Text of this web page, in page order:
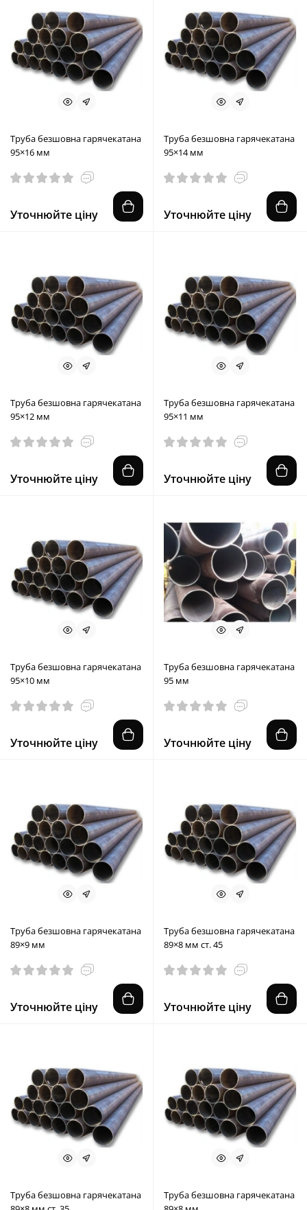
Труба безшовна гарячекатана
95×16 мм
Уточнюйте ціну
Труба безшовна гарячекатана
95×14 мм
Уточнюйте ціну
Труба безшовна гарячекатана
95×12 мм
Уточнюйте ціну
Труба безшовна гарячекатана
95×11 мм
Уточнюйте ціну
Труба безшовна гарячекатана
95×10 мм
Уточнюйте ціну
Труба безшовна гарячекатана
95 мм
Уточнюйте ціну
Труба безшовна гарячекатана
89×9 мм
Уточнюйте ціну
Труба безшовна гарячекатана
89×8 мм ст. 45
Уточнюйте ціну
Труба безшовна гарячекатана
Труба безшовна гарячекатана